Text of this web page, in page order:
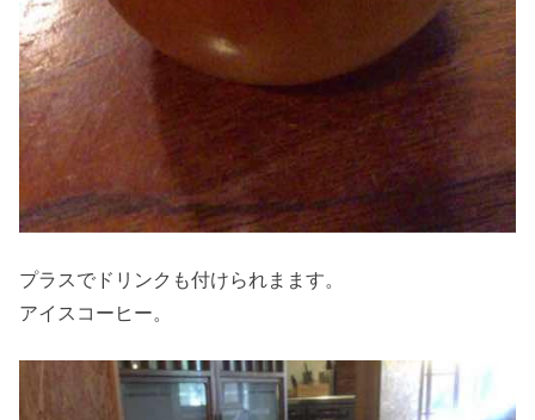
プラスでドリンクも付けられまます。
アイスコーヒー。